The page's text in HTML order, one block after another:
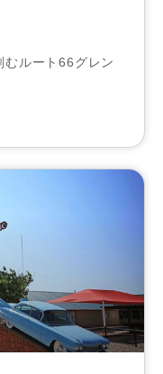
むルート66グレン